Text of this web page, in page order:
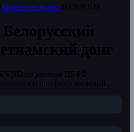
Конвертер валют